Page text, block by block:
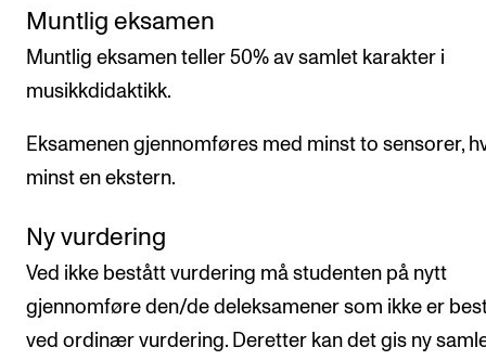
Muntlig eksamen
Muntlig eksamen teller 50% av samlet karakter i
musikkdidaktikk.
Eksamenen gjennomføres med minst to sensorer,
minst en ekstern.
Ny vurdering
Ved ikke bestått vurdering må studenten på nytt
gjennomføre den/de deleksamener som ikke er
ved ordinær vurdering. Deretter kan det gis ny